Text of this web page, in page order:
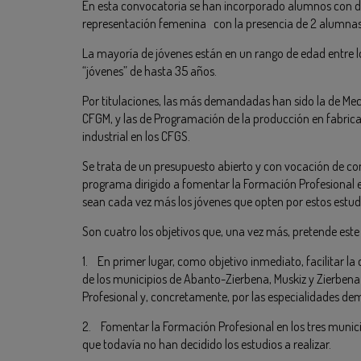
En esta convocatoria se han incorporado alumnos con
representación femenina con la presencia de 2
La mayoría de jóvenes están en un rango de edad
“jóvenes” de hasta 35 años.
Por titulaciones, las más demandadas han sido la de
CFGM, y las de Programación de la producción en
industrial en los CFGS.
Se trata de un presupuesto abierto y con vocación de
programa dirigido a fomentar la Formación Profesional
sean cada vez más los jóvenes que opten por estos
Son cuatro los objetivos que, una vez más, pretende
1. En primer lugar, como objetivo inmediato, facilitar la
de los municipios de Abanto-Zierbena, Muskiz y
Profesional y, concretamente, por las especialidades
2. Fomentar la Formación Profesional en los tres
que todavía no han decidido los estudios a realizar.